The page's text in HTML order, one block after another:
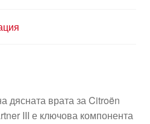
дясната врата за Citroën
III е ключова компонента